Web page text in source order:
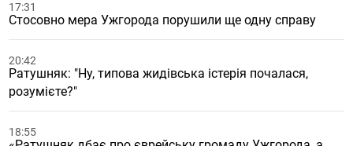
17:31
Стосовно мера Ужгорода порушили ще одну справу
20:42
Ратушняк: "Ну, типова жидівська істерія почалася,
розумієте?"
18:55